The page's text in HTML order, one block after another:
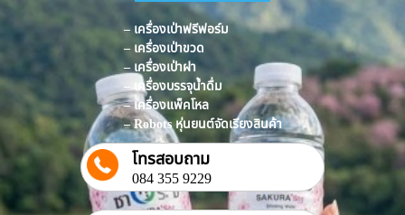
– เครื่องเป่าฟรีฟอร์ม
– เครื่องเป่าขวด
– เครื่องเป่าฝา
– เครื่องบรรจุน้ำดื่ม
– เครื่องแพ็คโหล
– Robots หุ่นยนต์จัดเรียงสินค้า
โทรสอบถาม
084 355 9229